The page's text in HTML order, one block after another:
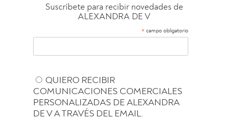
Suscríbete para recibir novedades de
ALEXANDRA DE V
* campo obligatorio
QUIERO RECIBIR
COMUNICACIONES COMERCIALES
PERSONALIZADAS DE ALEXANDRA
DE V A TRAVÉS DEL EMAIL.